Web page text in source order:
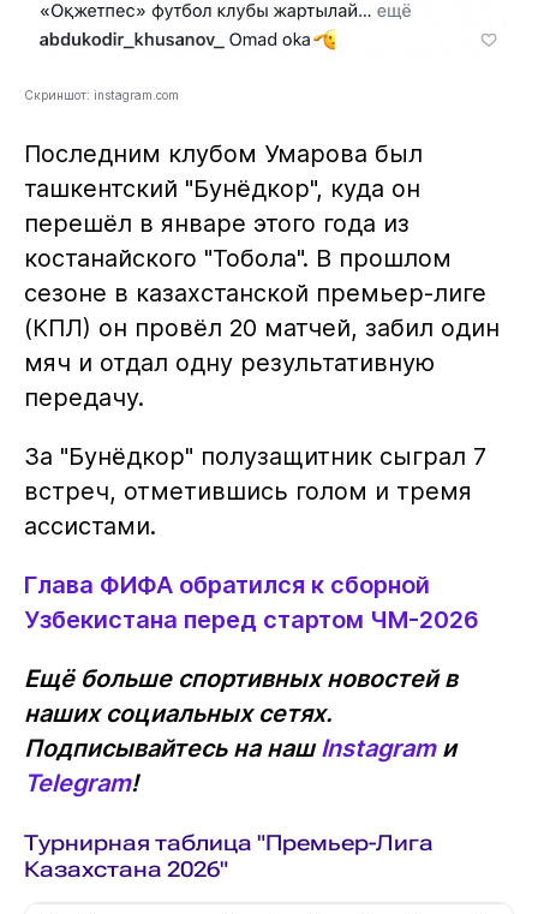
Скриншот: instagram.com
Последним клубом Умарова был
ташкентский "Бунёдкор", куда он
перешёл в январе этого года из
костанайского "Тобола". В прошлом
сезоне в казахстанской премьер-лиге
(КПЛ) он провёл 20 матчей, забил один
мяч и отдал одну результативную
передачу.
За "Бунёдкор" полузащитник сыграл 7
встреч, отметившись голом и тремя
ассистами.
Глава ФИФА обратился к сборной
Узбекистана перед стартом ЧМ-2026
Ещё больше спортивных новостей в
наших социальных сетях.
Подписывайтесь на нашInstagramи
Telegram!
Турнирная таблица "Премьер-Лига
Казахстана 2026"